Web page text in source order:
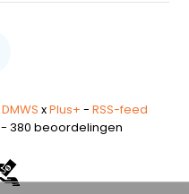
DMWS xPlus+ - RSS-feed
- 380 beoordelingen